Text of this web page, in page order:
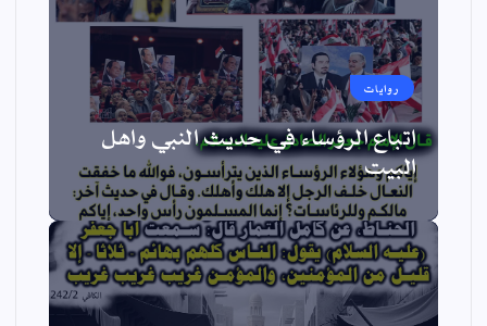
روايات
اتباع الرؤساء في حديث النبي واهل
البيت